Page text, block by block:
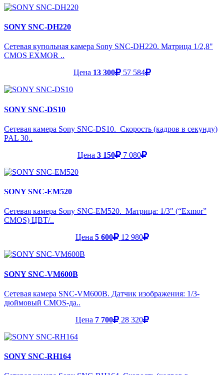
SONY SNC-DH220
Сетевая купольная камера Sony SNC-DH220. Матрица 1/2,8"
CMOS EXMOR ..
Цена 13 300 57 584
SONY SNC-DS10
Сетевая камера Sony SNC-DS10. Скорость (кадров в секунду)
PAL 30..
Цена 3 150 7 080
SONY SNC-EM520
Сетевая камера Sony SNC-EM520. Матрица: 1/3" (“Exmor”
CMOS) ЦВТ/..
Цена 5 600 12 980
SONY SNC-VM600B
Сетевая камера SNC-VM600B. Датчик изображения: 1/3-
дюймовый CMOS-да..
Цена 7 700 28 320
SONY SNC-RH164